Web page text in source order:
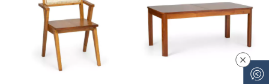
×